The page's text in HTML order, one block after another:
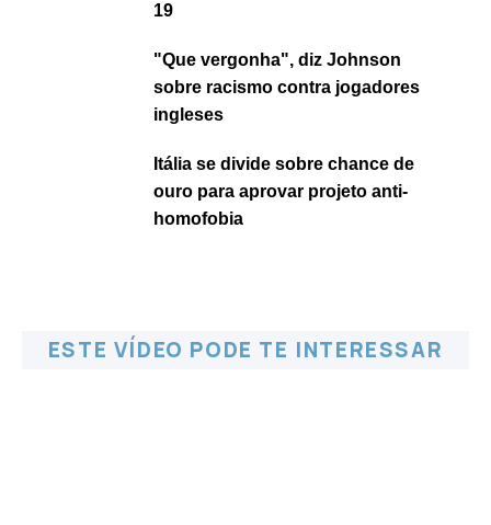
19
"Que vergonha", diz Johnson
sobre racismo contra jogadores
ingleses
Itália se divide sobre chance de
ouro para aprovar projeto anti-
homofobia
ESTE VÍDEO PODE TE INTERESSAR